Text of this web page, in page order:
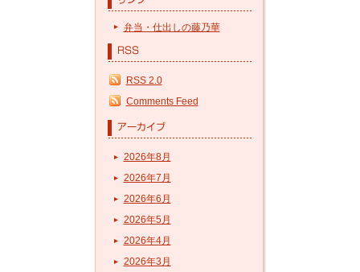
弁当・仕出しの藤乃華
RSS 2.0
Comments Feed
2026年8月
2026年7月
2026年6月
2026年5月
2026年4月
2026年3月